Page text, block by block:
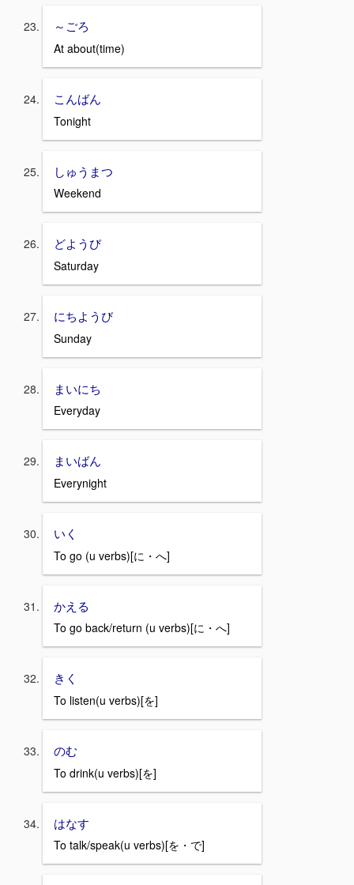
～ごろ
At about(time)
こんばん
Tonight
しゅうまつ
Weekend
どようび
Saturday
にちようび
Sunday
まいにち
Everyday
まいばん
Everynight
いく
To go (u verbs)[に・へ]
かえる
To go back/return (u verbs)[に・へ]
きく
To listen(u verbs)[を]
のむ
To drink(u verbs)[を]
はなす
To talk/speak(u verbs)[を・で]